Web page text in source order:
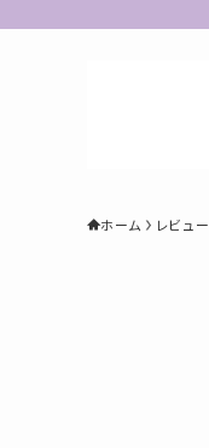
ホーム レビュー